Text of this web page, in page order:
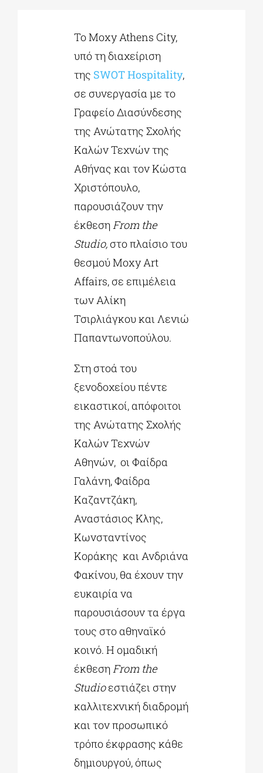
ΕΚΠΑΙΔΕΥΤΙΚΑ ΙΔΡΥΜΑΤΑ
ΠΟΛΙΤΙΣΤΙΚΟΙ ΦΟΡΕΙΣ
Το Moxy Athens City,
υπό τη διαχείριση
της SWOT Hospitality,
σε συνεργασία με το
Γραφείο Διασύνδεσης
της Ανώτατης Σχολής
Καλών Τεχνών της
Αθήνας και τον Κώστα
Χριστόπουλο,
παρουσιάζουν την
έκθεσηFrom the
Studio, στο πλαίσιο του
θεσμού Moxy Art
Affairs, σε επιμέλεια
των Αλίκη
Τσιρλιάγκου και Λενιώ
Παπαντωνοπούλου.
Στη στοά του
ξενοδοχείου πέντε
εικαστικοί, απόφοιτοι
της Ανώτατης Σχολής
Καλών Τεχνών
Αθηνών, ​ οι Φαίδρα
Γαλάνη, Φαίδρα
Καζαντζάκη,
Αναστάσιος Κλης,
Κωνσταντίνος
Κοράκης ​ και Ανδριάνα
Φακίνου, θα έχουν την
ευκαιρία να
παρουσιάσουν τα έργα
τους στο αθηναϊκό
κοινό. Η ομαδική
έκθεσηFrom the
Studioεστιάζει στην
καλλιτεχνική διαδρομή
και τον προσωπικό
τρόπο έκφρασης κάθε
δημιουργού, όπως